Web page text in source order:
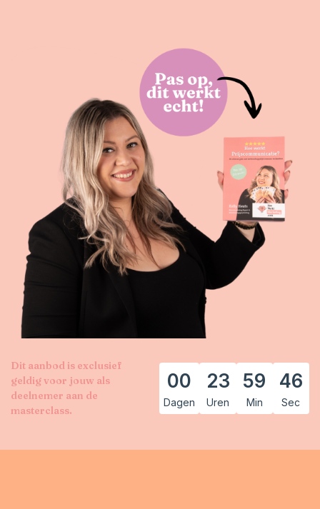
Dit aanbod is exclusief
geldig voor jouw als
deelnemer aan de
masterclass.
00
Dagen
23
Uren
59
Min
46
Sec